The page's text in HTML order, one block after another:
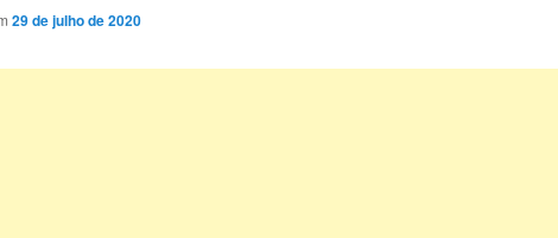
29 de julho de 2020